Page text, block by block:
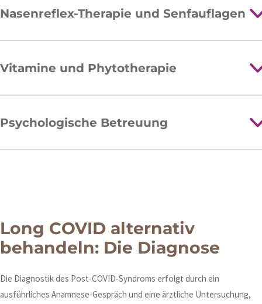
Nasenreflex-Therapie und Senfauflagen
Vitamine und Phytotherapie
Psychologische Betreuung
Long COVID alternativ
behandeln: Die Diagnose
Die Diagnostik des Post-COVID-Syndroms erfolgt durch ein
ausführliches Anamnese-Gespräch und eine ärztliche Untersuchung,